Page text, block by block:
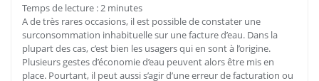
Temps de lecture :2 minutes
A de très rares occasions, il est possible de constater une
surconsommation inhabituelle sur une facture d’eau. Dans la
plupart des cas, c’est bien les usagers qui en sont à l’origine.
Plusieurs gestes d’économie d’eau peuvent alors être mis en
place. Pourtant, il peut aussi s’agir d’une erreur de facturation ou